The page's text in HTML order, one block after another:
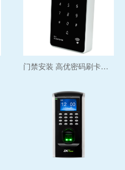
联系我们
门禁安装 高优密码刷卡门...